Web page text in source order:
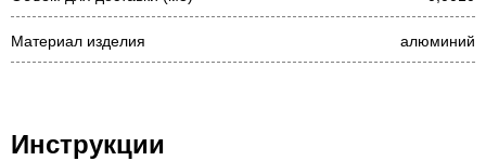
Материал изделия алюминий
Инструкции